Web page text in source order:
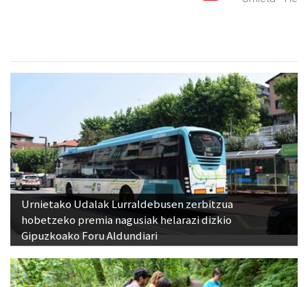
Urnietako Udalak Lurraldebusen zerbitzua
hobetzeko premia nagusiak helarazi dizkio
Gipuzkoako Foru Aldundiari